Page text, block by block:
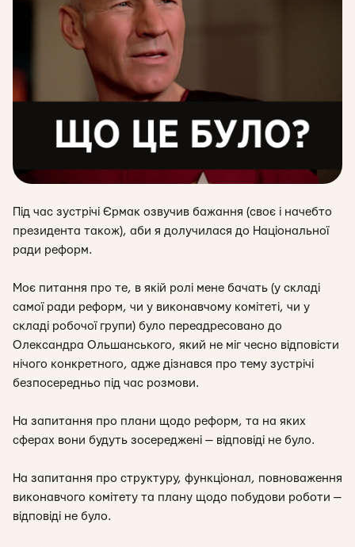
Під час зустрічі Єрмак озвучив бажання (своє і начебто
президента також), аби я долучилася до Національної
ради реформ.
Моє питання про те, в якій ролі мене бачать (у складі
самої ради реформ, чи у виконавчому комітеті, чи у
складі робочої групи) було переадресовано до
Олександра Ольшанського, який не міг чесно відповісти
нічого конкретного, адже дізнався про тему зустрічі
безпосередньо під час розмови.
На запитання про плани щодо реформ, та на яких
сферах вони будуть зосереджені — відповіді не було.
На запитання про структуру, функціонал, повноваження
виконавчого комітету та плану щодо побудови роботи —
відповіді не було.